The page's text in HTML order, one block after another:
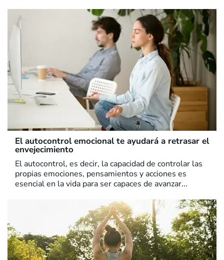
El autocontrol emocional te ayudará a retrasar el
envejecimiento
El autocontrol, es decir, la capacidad de controlar las
propias emociones, pensamientos y acciones es
esencial en la vida para ser capaces de avanzar...